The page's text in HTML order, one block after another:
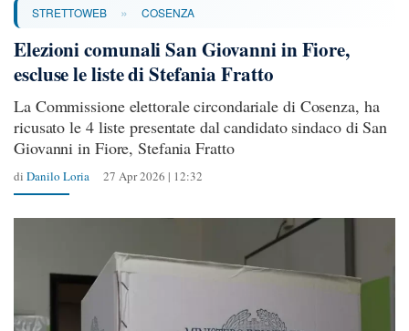
STRETTOWEB » COSENZA
Elezioni comunali San Giovanni in Fiore,
escluse le liste di Stefania Fratto
La Commissione elettorale circondariale di Cosenza, ha
ricusato le 4 liste presentate dal candidato sindaco di San
Giovanni in Fiore, Stefania Fratto
di Danilo Loria 27 Apr 2026 | 12:32